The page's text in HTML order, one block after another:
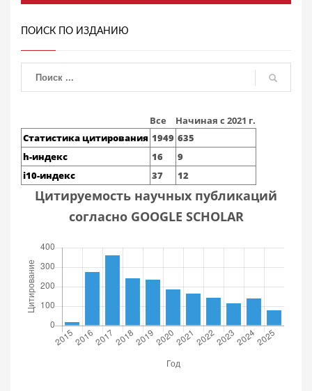
ПОИСК ПО ИЗДАНИЮ
Все
Начиная с 2021 г.
Статистика цитирования 1949 635
h-индекс
16
9
i10-индекс
37 12
Цитируемость научных публикаций
согласно GOOGLE SCHOLAR